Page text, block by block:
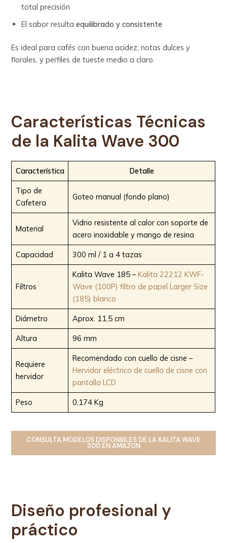
total precisión
El sabor resultaequilibrado y consistente
Es ideal para cafés con buena acidez, notas dulces y
florales, y perfiles de tueste medio a claro.
Características Técnicas
de la Kalita Wave 300
Característica Detalle
Tipo de
Cafetera
Goteo manual (fondo plano)
Material
Vidrio resistente al calor con soporte de
acero inoxidable y mango de resina
Capacidad 300 ml / 1 a 4 tazas
Filtros
Kalita Wave 185 –Kalita 22212 KWF-
Wave (100P) filtro de papel Larger Size
(185) blanco
Diámetro Aprox. 11,5 cm
Altura 96 mm
Requiere
hervidor
Recomendado con cuello de cisne –
Hervidor eléctrico de cuello de cisne con
pantalla LCD
Peso 0,174 Kg
CONSULTA MODELOS DISPONIBLES DE LA KALITA WAVE
300EN AMAZON
Diseño profesional y
práctico